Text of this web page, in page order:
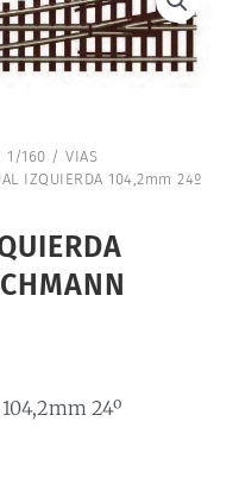
1/160 / VIAS
IZQUIERDA 104,2mm 24º
24º